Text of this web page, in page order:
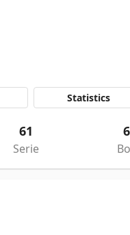
Statistics
61
Serie